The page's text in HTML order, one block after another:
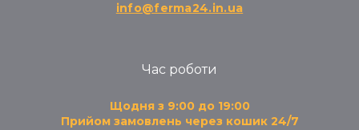
info@ferma24.in.ua
Час роботи
Щодня з 9:00 до 19:00
Прийом замовлень через кошик 24/7